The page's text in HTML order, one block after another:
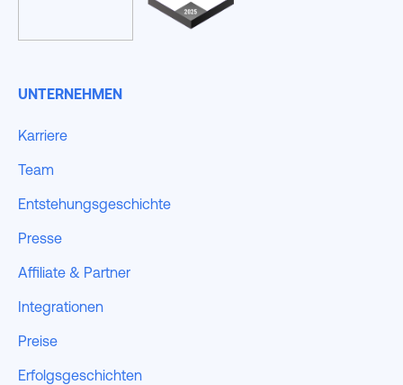
UNTERNEHMEN
Karriere
Team
Entstehungsgeschichte
Presse
Affiliate & Partner
Integrationen
Preise
Erfolgsgeschichten